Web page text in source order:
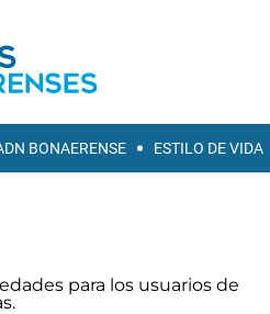
BONAERENSE ESTILO DE VIDA